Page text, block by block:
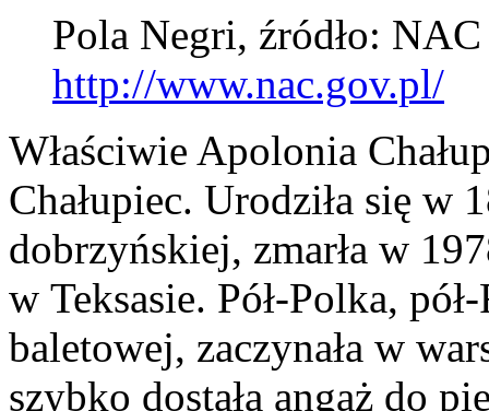
Pola Negri, źródło: NAC
http://www.nac.gov.pl/
Właściwie Apolonia
Chałupiec. Urodziła się
dobrzyńskiej, zmarła w
w Teksasie. Pół-Polka,
baletowej, zaczynała w
szybko dostała angaż do